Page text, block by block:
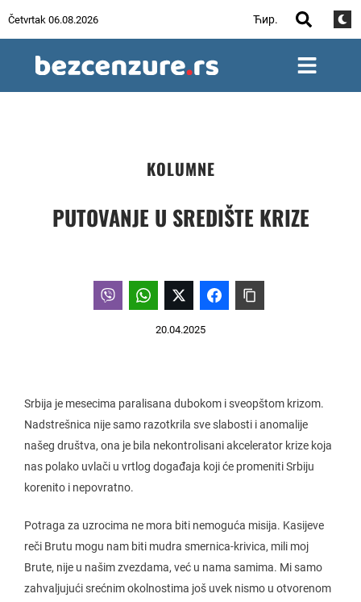
Četvrtak 06.08.2026 Ћир.
KOLUMNE
PUTOVANJE U SREDIŠTE KRIZE
20.04.2025
Srbija je mesecima paralisana dubokom i sveopštom krizom.
Nadstrešnica nije samo razotkrila sve slabosti i anomalije
našeg društva, ona je bila nekontrolisani akcelerator krize koja
nas polako uvlači u vrtlog događaja koji će promeniti Srbiju
korenito i nepovratno.
Potraga za uzrocima ne mora biti nemoguća misija. Kasijeve
reči Brutu mogu nam biti mudra smernica-krivica, mili moj
Brute, nije u našim zvezdama, već u nama samima. Mi samo
zahvaljujući srećnim okolnostima još uvek nismo u otvorenom